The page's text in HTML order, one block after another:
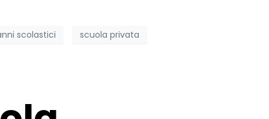
scolastici scuola privata